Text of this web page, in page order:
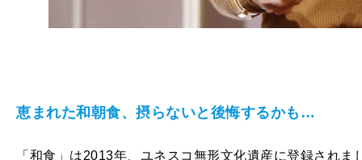
恵まれた和朝食、摂らないと後悔するかも…
「和食」は2013年、ユネスコ無形文化遺産に登録され